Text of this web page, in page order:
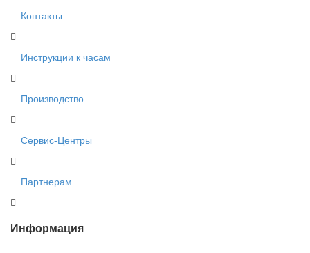
Контакты
Инструкции к часам
Производство
Сервис-Центры
Партнерам
Информация